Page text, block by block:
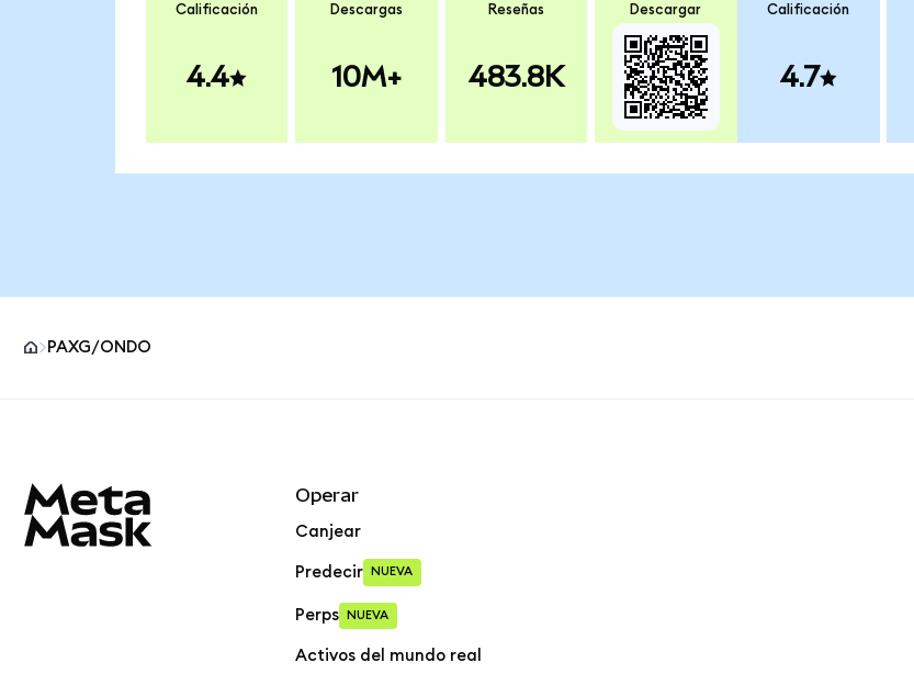
Calificación
4.4
Descargas
10M+
Reseñas
483.8K
Descargar Calificación
4.7
PAXG/ONDO
Operar
Canjear
Predecir NUEVA
Perps NUEVA
Activos del mundo real